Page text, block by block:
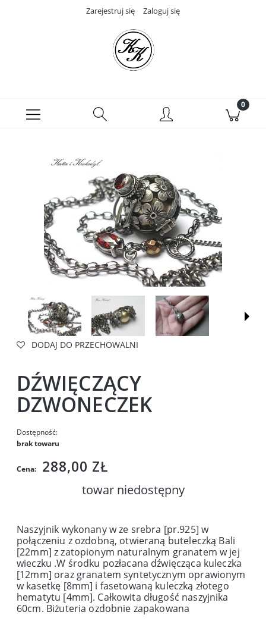
Zarejestruj się Zaloguj się
DODAJ DO PRZECHOWALNI
DŹWIĘCZĄCY
DZWONECZEK
Dostępność:
brak towaru
Cena: 288,00 ZŁ
towar niedostępny
Naszyjnik wykonany w ze srebra [pr.925] w
połączeniu z ozdobną, otwieraną buteleczką Bali
[22mm] z zatopionym naturalnym granatem w jej
wieczku .W środku pozłacana dźwięcząca kuleczka
[12mm] oraz granatem syntetycznym oprawionym
w kasetkę [8mm] i fasetowaną kuleczką złotego
hematytu [4mm]. Całkowita długość naszyjnika
60cm. Biżuteria ozdobnie zapakowana